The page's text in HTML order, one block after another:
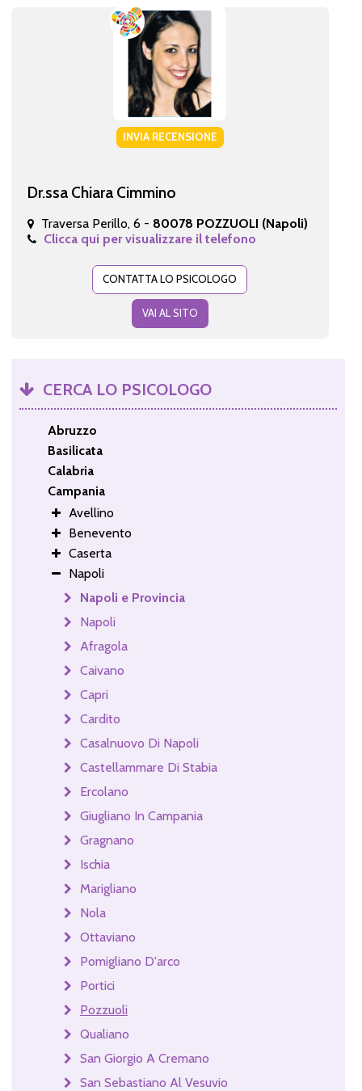
INVIA RECENSIONE
Dr.ssa Chiara Cimmino
Traversa Perillo, 6 - 80078 POZZUOLI (Napoli)
Clicca qui per visualizzare il telefono
CONTATTA LO PSICOLOGO
VAI AL SITO
CERCA LO PSICOLOGO
Abruzzo
Basilicata
Calabria
Campania
Avellino
Benevento
Caserta
Napoli
Napoli e Provincia
Napoli
Afragola
Caivano
Capri
Cardito
Casalnuovo Di Napoli
Castellammare Di Stabia
Ercolano
Giugliano In Campania
Gragnano
Ischia
Marigliano
Nola
Ottaviano
Pomigliano D'arco
Portici
Pozzuoli
Qualiano
San Giorgio A Cremano
San Sebastiano Al Vesuvio